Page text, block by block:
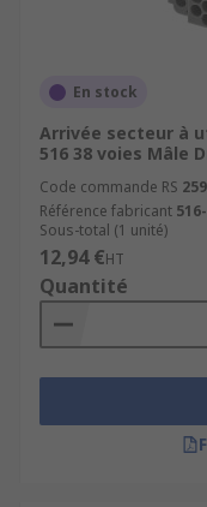
En stock
Arrivée secteur à
516 38 voies Mâle
Code commande RS
Référence fabricant
Sous-total (1 unité)
12,94 €HT
Quantité